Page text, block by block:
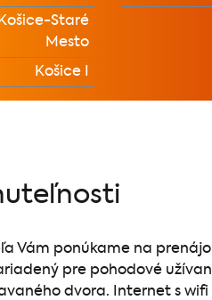
Košice-Staré
Mesto
Košice I
Vám ponúkame na
pre pohodové
dvora. Internet s wifi